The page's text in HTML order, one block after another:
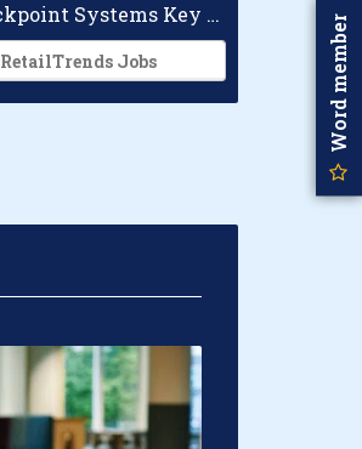
Checkpoint Systems Key Accountmanager Benelux
RetailTrends Jobs Word member